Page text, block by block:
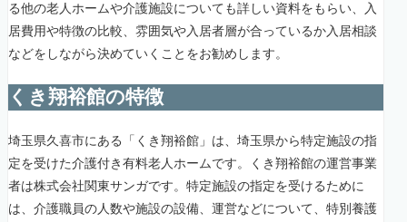
る他の老人ホームや介護施設についても詳しい資料をもらい、入
居費用や特徴の比較、雰囲気や入居者層が合っているか入居相談
などをしながら決めていくことをお勧めします。
くき翔裕館の特徴
埼玉県久喜市にある「くき翔裕館」は、埼玉県から特定施設の指
定を受けた介護付き有料老人ホームです。くき翔裕館の運営事業
者は株式会社関東サンガです。特定施設の指定を受けるために
は、介護職員の人数や施設の設備、運営などについて、特別養護